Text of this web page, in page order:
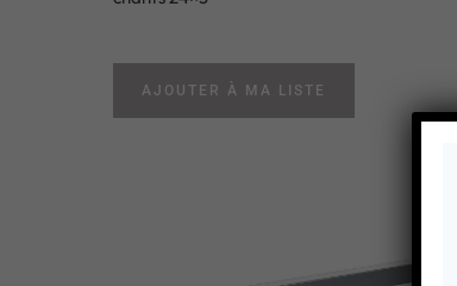
AJOUTER À MA LISTE